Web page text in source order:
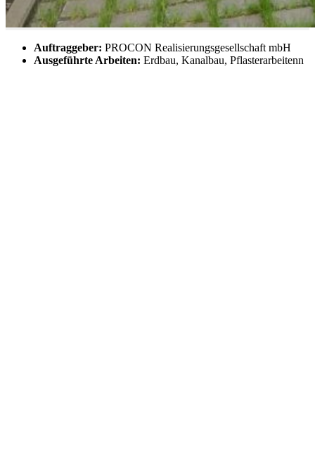
Auftraggeber: PROCON Realisierungsgesellschaft mbH
Ausgeführte Arbeiten: Erdbau, Kanalbau, Pflasterarbeitenn